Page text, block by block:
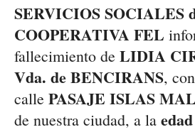
SERVICIOS SOCIALES
COOPERATIVA FEL
fallecimiento de LIDIA
Vda. de BENCIRANS,
calle PASAJE ISLAS
de nuestra ciudad, a la